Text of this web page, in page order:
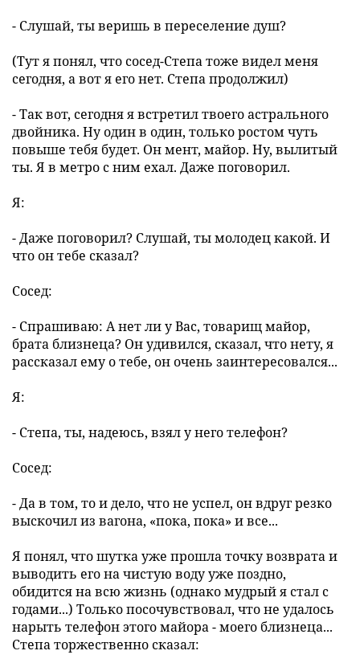
- Слушай, ты веришь в переселение душ?
(Тут я понял, что сосед-Степа тоже видел меня
сегодня, а вот я его нет. Степа продолжил)
- Так вот, сегодня я встретил твоего астрального
двойника. Ну один в один, только ростом чуть
повыше тебя будет. Он мент, майор. Ну, вылитый
ты. Я в метро с ним ехал. Даже поговорил.
Я:
- Даже поговорил? Слушай, ты молодец какой. И
что он тебе сказал?
Сосед:
- Спрашиваю: А нет ли у Вас, товарищ майор,
брата близнеца? Он удивился, сказал, что нету, я
рассказал ему о тебе, он очень заинтересовался...
Я:
- Степа, ты, надеюсь, взял у него телефон?
Сосед:
- Да в том, то и дело, что не успел, он вдруг резко
выскочил из вагона, «пока, пока» и все...
Я понял, что шутка уже прошла точку возврата и
выводить его на чистую воду уже поздно,
обидится на всю жизнь (однако мудрый я стал с
годами...) Только посочувствовал, что не удалось
нарыть телефон этого майора - моего близнеца...
Степа торжественно сказал: